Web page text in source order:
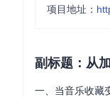
项目地址：
副标题：从
一、当音乐收藏